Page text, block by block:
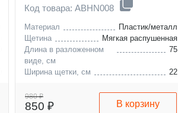
Код товара: ABHN008
Материал
Пластик/металл
Щетина
Мягкая распушенная
Длина в разложенном
виде, см
75
Ширина щетки, см 22
980 ₽
850 ₽ В корзину